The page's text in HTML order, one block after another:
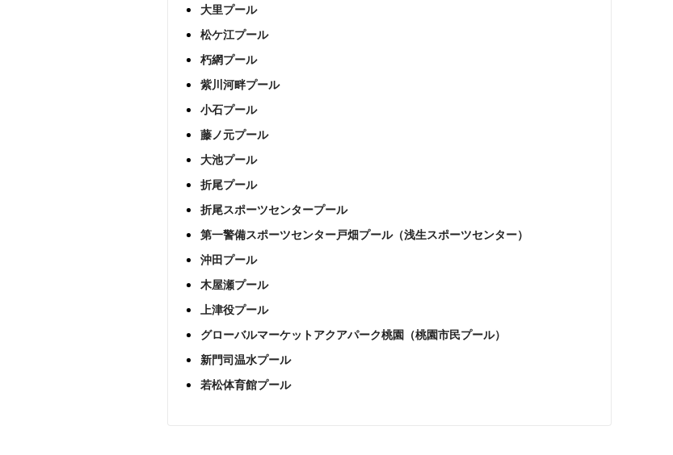
大里プール
松ケ江プール
朽網プール
紫川河畔プール
小石プール
藤ノ元プール
大池プール
折尾プール
折尾スポーツセンタープール
第一警備スポーツセンター戸畑プール（浅生スポーツセンター）
沖田プール
木屋瀬プール
上津役プール
グローバルマーケットアクアパーク桃園（桃園市民プール）
新門司温水プール
若松体育館プール